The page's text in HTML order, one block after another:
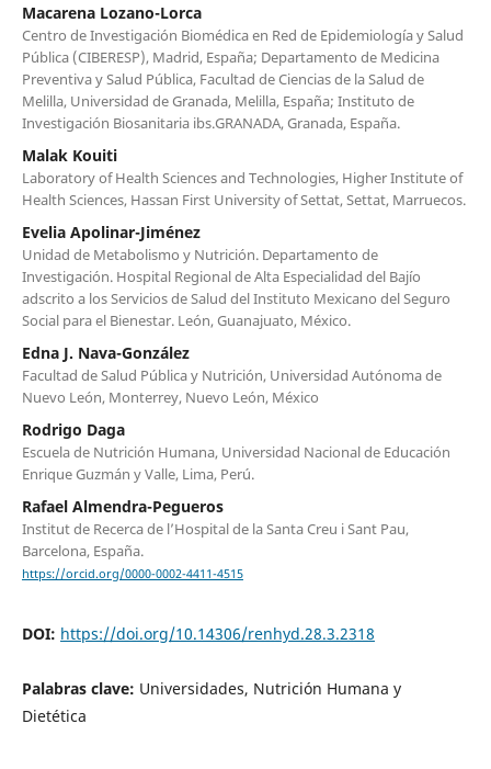
Macarena Lozano-Lorca
Centro de Investigación Biomédica en Red de Epidemiología y Salud
Pública (CIBERESP), Madrid, España; Departamento de Medicina
Preventiva y Salud Pública, Facultad de Ciencias de la Salud de
Melilla, Universidad de Granada, Melilla, España; Instituto de
Investigación Biosanitaria ibs.GRANADA, Granada, España.
Malak Kouiti
Laboratory of Health Sciences and Technologies, Higher Institute of
Health Sciences, Hassan First University of Settat, Settat, Marruecos.
Evelia Apolinar-Jiménez
Unidad de Metabolismo y Nutrición. Departamento de
Investigación. Hospital Regional de Alta Especialidad del Bajío
adscrito a los Servicios de Salud del Instituto Mexicano del Seguro
Social para el Bienestar. León, Guanajuato, México.
Edna J. Nava-González
Facultad de Salud Pública y Nutrición, Universidad Autónoma de
Nuevo León, Monterrey, Nuevo León, México
Rodrigo Daga
Escuela de Nutrición Humana, Universidad Nacional de Educación
Enrique Guzmán y Valle, Lima, Perú.
Rafael Almendra-Pegueros
Institut de Recerca de l’Hospital de la Santa Creu i Sant Pau,
Barcelona, España.
https://orcid.org/0000-0002-4411-4515
DOI: https://doi.org/10.14306/renhyd.28.3.2318
Palabras clave: Universidades, Nutrición Humana y
Dietética